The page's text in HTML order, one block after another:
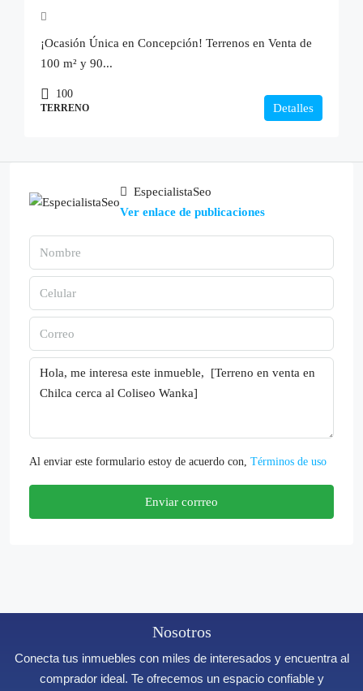
¡Ocasión Única en Concepción! Terrenos en Venta de
100 m² y 90...
100
TERRENO Detalles
EspecialistaSeo
Ver enlace de publicaciones
Al enviar este formulario estoy de acuerdo con, Términos de uso
Enviar corrreo
Nosotros
Conecta tus inmuebles con miles de interesados y encuentra al
comprador ideal. Te ofrecemos un espacio confiable y